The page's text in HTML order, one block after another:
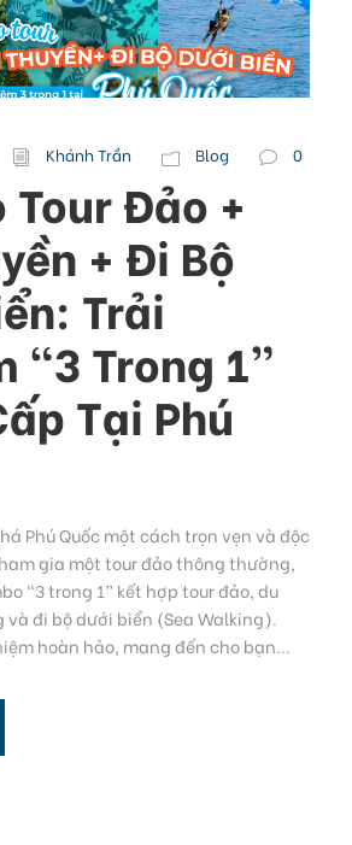
Khánh Trần Blog 0
Tour Đảo +
+ Đi Bộ
Trải
“3 Trong 1”
Tại Phú
Phú Quốc một cách trọn vẹn và độc
gia một tour đảo thông thường,
“3 trong 1” kết hợp tour đảo, du
đi bộ dưới biển (Sea Walking).
hoàn hảo, mang đến cho bạn...